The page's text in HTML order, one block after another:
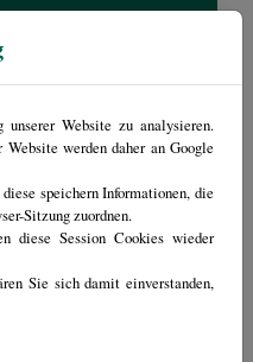
Vordachkulator
GmbH
Website zu analysieren.
werden daher an Google
speichern Informationen, die
Sitzung zuordnen.
diese Session Cookies wieder
Sie sich damit einverstanden,